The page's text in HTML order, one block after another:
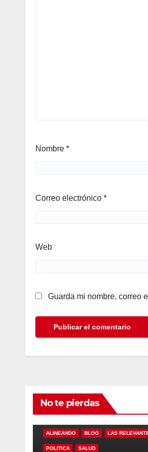
Nombre *
Correo electrónico *
Web
Guarda mi nombre, correo
No te pierdas
ALINEANDO BLOG LAS
POLITICA SALUD